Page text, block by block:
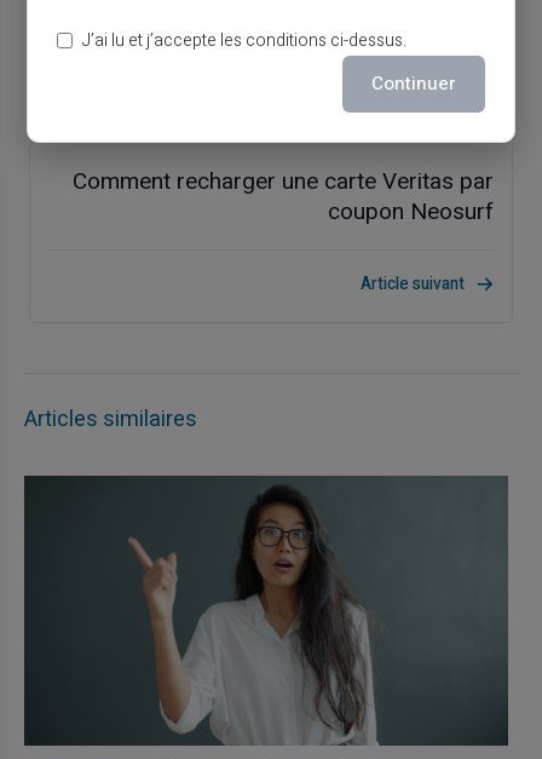
Comment recharger une carte Veritas par
coupon Neosurf
Article suivant
Articles similaires
J’ai lu et j’accepte les conditions ci-dessus.
Continuer